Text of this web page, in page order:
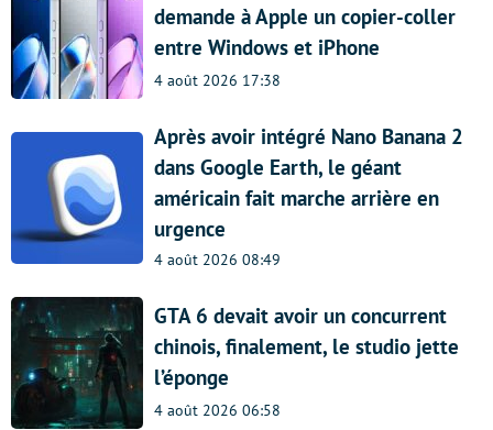
demande à Apple un copier-coller
entre Windows et iPhone
4 août 2026 17:38
Après avoir intégré Nano Banana 2
dans Google Earth, le géant
américain fait marche arrière en
urgence
4 août 2026 08:49
GTA 6 devait avoir un concurrent
chinois, finalement, le studio jette
l’éponge
4 août 2026 06:58